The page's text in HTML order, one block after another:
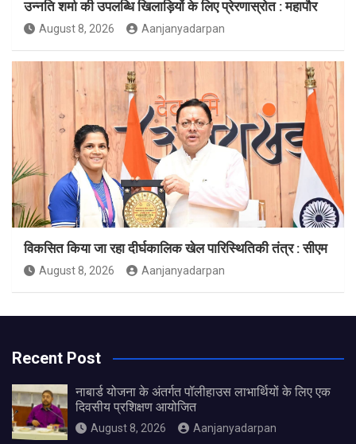
उन्नति शर्मा की उपलब्धि खिलाड़ियों के लिए प्रेरणास्रोत : महापौर
August 8, 2026 Aanjanyadarpan
विकसित किया जा रहा दीर्घकालिक खेल पारिस्थितिकी तंत्र : सीएम
August 8, 2026 Aanjanyadarpan
Recent Post
नाबार्ड योजना के अंतर्गत पॉलीहाउस लाभार्थियों के लिए एक
दिवसीय प्रशिक्षण आयोजित
August 8, 2026 Aanjanyadarpan